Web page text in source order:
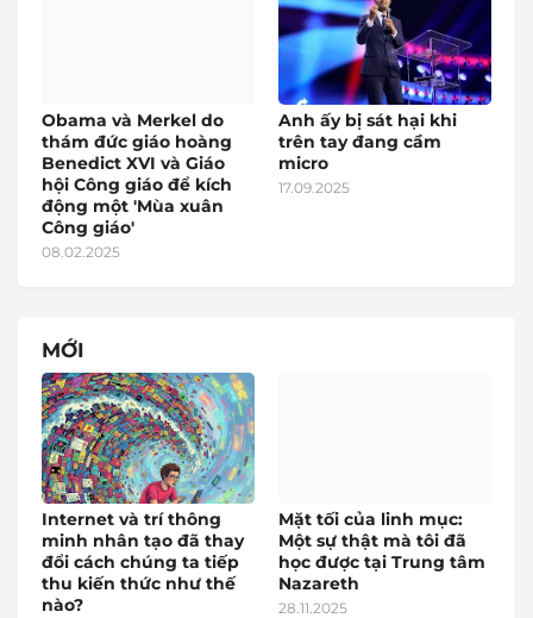
Obama và Merkel do
thám đức giáo hoàng
Benedict XVI và Giáo
hội Công giáo để kích
động một 'Mùa xuân
Công giáo'
08.02.2025
Anh ấy bị sát hại khi
trên tay đang cầm
micro
17.09.2025
MỚI
Internet và trí thông
minh nhân tạo đã thay
đổi cách chúng ta tiếp
thu kiến thức như thế
nào?
Mặt tối của linh mục:
Một sự thật mà tôi đã
học được tại Trung tâm
Nazareth
28.11.2025